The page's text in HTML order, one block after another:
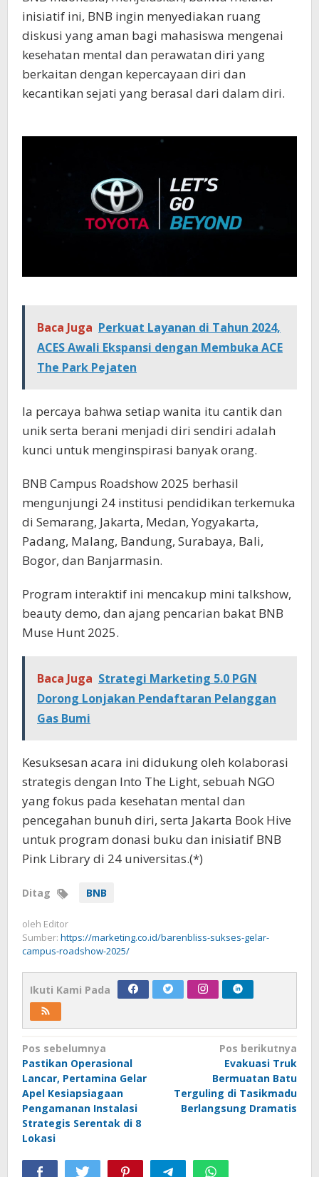
inisiatif ini, BNB ingin menyediakan ruang
diskusi yang aman bagi mahasiswa mengenai
kesehatan mental dan perawatan diri yang
berkaitan dengan kepercayaan diri dan
kecantikan sejati yang berasal dari dalam diri.
Baca Juga Perkuat Layanan di Tahun 2024,
ACES Awali Ekspansi dengan Membuka ACE
The Park Pejaten
Ia percaya bahwa setiap wanita itu cantik dan
unik serta berani menjadi diri sendiri adalah
kunci untuk menginspirasi banyak orang.
BNB Campus Roadshow 2025 berhasil
mengunjungi 24 institusi pendidikan terkemuka
di Semarang, Jakarta, Medan, Yogyakarta,
Padang, Malang, Bandung, Surabaya, Bali,
Bogor, dan Banjarmasin.
Program interaktif ini mencakup mini talkshow,
beauty demo, dan ajang pencarian bakat BNB
Muse Hunt 2025.
Baca Juga Strategi Marketing 5.0 PGN
Dorong Lonjakan Pendaftaran Pelanggan
Gas Bumi
Kesuksesan acara ini didukung oleh kolaborasi
strategis dengan Into The Light, sebuah NGO
yang fokus pada kesehatan mental dan
pencegahan bunuh diri, serta Jakarta Book Hive
untuk program donasi buku dan inisiatif BNB
Pink Library di 24 universitas.(*)
Ditag BNB
oleh Editor
Sumber: https://marketing.co.id/barenbliss-sukses-gelar-
campus-roadshow-2025/
Ikuti Kami Pada
Navigasi
pos
Pos sebelumnya
Pastikan Operasional
Lancar, Pertamina Gelar
Apel Kesiapsiagaan
Pengamanan Instalasi
Strategis Serentak di 8
Lokasi
Pos berikutnya
Evakuasi Truk
Bermuatan Batu
Terguling di Tasikmadu
Berlangsung Dramatis